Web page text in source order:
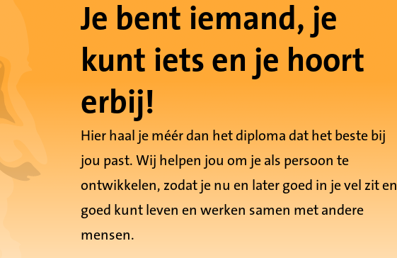
Je bent iemand, je
kunt iets en je hoort
erbij!
Hier haal je méér dan het diploma dat het beste bij
jou past. Wij helpen jou om je als persoon te
ontwikkelen, zodat je nu en later goed in je vel zit en
goed kunt leven en werken samen met andere
mensen.